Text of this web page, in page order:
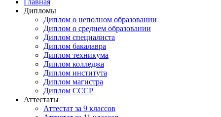
Главная
Дипломы
Диплом о неполном образовании
Диплом о среднем образовании
Диплом специалиста
Диплом бакалавра
Диплом техникума
Диплом колледжа
Диплом института
Диплом магистра
Диплом СССР
Аттестаты
Аттестат за 9 классов